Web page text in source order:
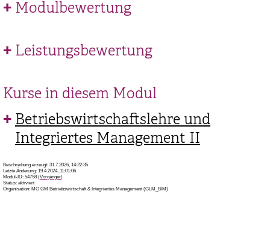
Modulbewertung
Leistungsbewertung
Kurse in diesem Modul
Betriebswirtschaftslehre und
Integriertes Management II
Beschreibung erzeugt: 31.7.2026, 14:22:35
Letzte Änderung: 19.4.2024, 11:01:06
Modul-ID: 54758 (Vorgänger)
Status: aktiviert
Organisation: MG GM Betriebswirtschaft & Integriertes Management (GLM_BIM)